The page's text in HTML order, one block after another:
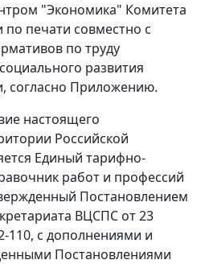
"Экономика" Комитета
печати совместно с
по труду
развития
согласно Приложению.
настоящего
Российской
Единый тарифно-
работ и профессий
Постановлением
ВЦСПС от 23
110, с дополнениями и
Постановлениями